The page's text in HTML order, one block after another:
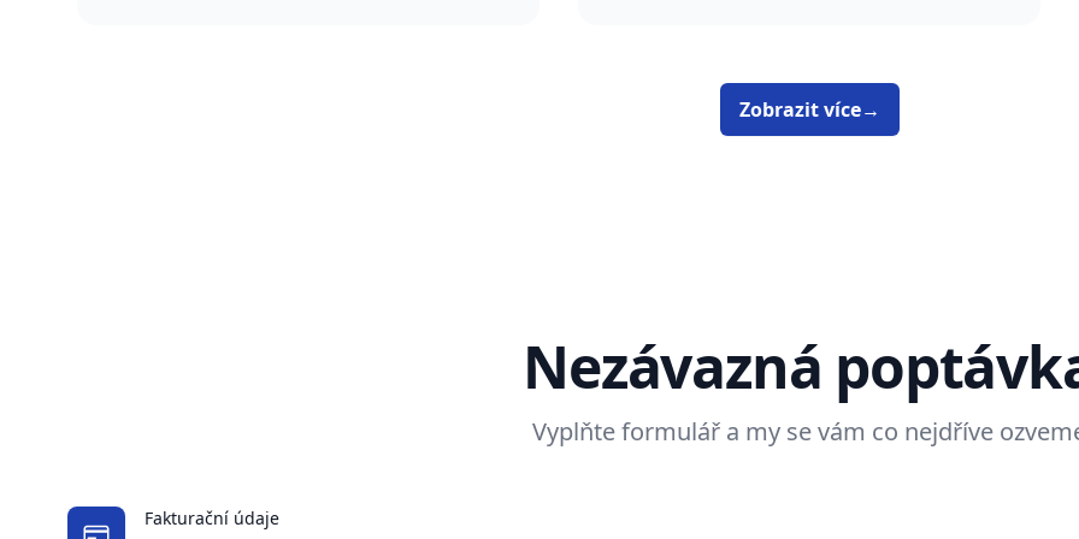
Zobrazit více→
Nezávazná
Vyplňte formulář a my se vám co nejdříve
Fakturační údaje